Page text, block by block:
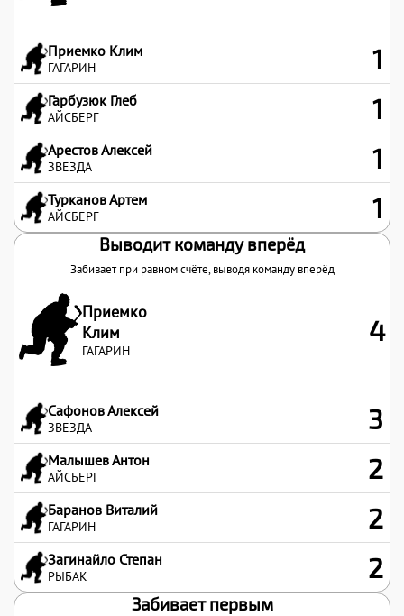
Приемко Клим
ГАГАРИН 1
Гарбузюк Глеб
АЙСБЕРГ 1
Арестов Алексей
ЗВЕЗДА 1
Турканов Артем
АЙСБЕРГ 1
Выводит команду вперёд
Забивает при равном счёте, выводя команду вперёд
Приемко
Клим
ГАГАРИН
4
Сафонов Алексей
ЗВЕЗДА 3
Малышев Антон
АЙСБЕРГ 2
Баранов Виталий
ГАГАРИН 2
Загинайло Степан
РЫБАК 2
Забивает первым